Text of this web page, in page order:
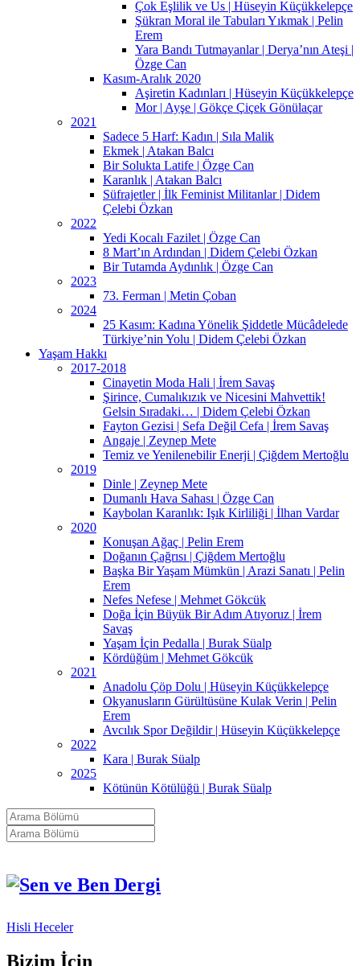
Çok Eşlilik ve Us | Hüseyin Küçükkelepçe
Şükran Moral ile Tabuları Yıkmak | Pelin
Erem
Yara Bandı Tutmayanlar | Derya’nın Ateşi |
Özge Can
Kasım-Aralık 2020
Aşiretin Kadınları | Hüseyin Küçükkelepçe
Mor | Ayşe | Gökçe Çiçek Gönülaçar
2021
Sadece 5 Harf: Kadın | Sıla Malik
Ekmek | Atakan Balcı
Bir Solukta Latife | Özge Can
Karanlık | Atakan Balcı
Süfrajetler | İlk Feminist Militanlar | Didem
Çelebi Özkan
2022
Yedi Kocalı Fazilet | Özge Can
8 Mart’ın Ardından | Didem Çelebi Özkan
Bir Tutamda Aydınlık | Özge Can
2023
73. Ferman | Metin Çoban
2024
25 Kasım: Kadına Yönelik Şiddetle Mücâdelede
Türkiye’nin Yolu | Didem Çelebi Özkan
Yaşam Hakkı
2017-2018
Cinayetin Moda Hali | İrem Savaş
Şirince, Cumalıkızık ve Nicesini Mahvettik!
Gelsin Sıradaki… | Didem Çelebi Özkan
Fayton Gezisi | Sefa Değil Cefa | İrem Savaş
Angaje | Zeynep Mete
Temiz ve Yenilenebilir Enerji | Çiğdem Mertoğlu
2019
Dinle | Zeynep Mete
Dumanlı Hava Sahası | Özge Can
Kaybolan Karanlık: Işık Kirliliği | İlhan Vardar
2020
Konuşan Ağaç | Pelin Erem
Doğanın Çağrısı | Çiğdem Mertoğlu
Başka Bir Yaşam Mümkün | Arazi Sanatı | Pelin
Erem
Nefes Nefese | Mehmet Gökcük
Doğa İçin Büyük Bir Adım Atıyoruz | İrem
Savaş
Yaşam İçin Pedalla | Burak Süalp
Kördüğüm | Mehmet Gökcük
2021
Anadolu Çöp Dolu | Hüseyin Küçükkelepçe
Okyanusların Gürültüsüne Kulak Verin | Pelin
Erem
Avcılık Spor Değildir | Hüseyin Küçükkelepçe
2022
Kara | Burak Süalp
2025
Kötünün Kötülüğü | Burak Süalp
Hisli Heceler
Bizim İçin